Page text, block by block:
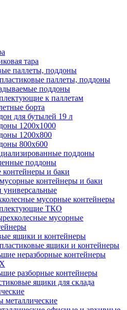
тара
паллеты, поддоны
паллеты, поддоны
поддоны
к паллетам
борта
для бутылей 19 л
1200х1000
1200х800
800х600
поддоны
поддоны
и баки
контейнеры и баки
универсальные
мусорные контейнеры
ТКО
мусорные
ящики и контейнеры
ящики и контейнеры
неразборные контейнеры
разборные контейнеры
ящики для склада
металлические